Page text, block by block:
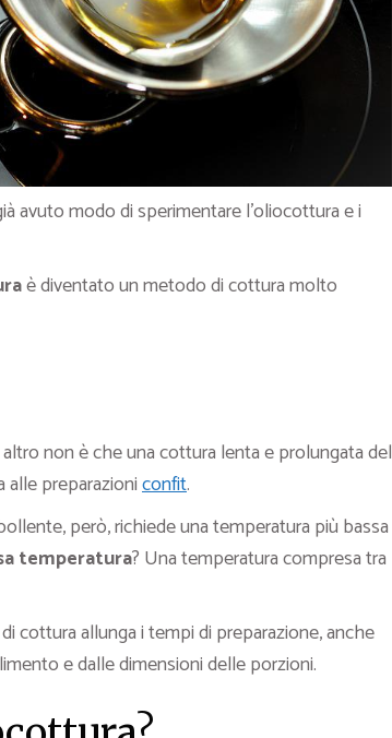
avuto modo di sperimentare l’oliocottura e i
è diventato un metodo di cottura molto
non è che una cottura lenta e prolungata del
alle preparazioniconfit.
però, richiede una temperatura più bassa
temperatura? Una temperatura compresa tra
cottura allunga i tempi di preparazione, anche
e dalle dimensioni delle porzioni.